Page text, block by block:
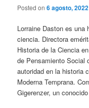
Posted on6 agosto, 2022
Lorraine Daston es una
ciencia. Directora
Historia de la Ciencia
de Pensamiento Social
autoridad en la historia
Moderna Temprana.
Gigerenzer, un